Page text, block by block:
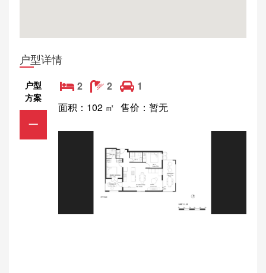
户型详情
户型
方案
一
2 2
1
面积：102 ㎡ 售价：暂无